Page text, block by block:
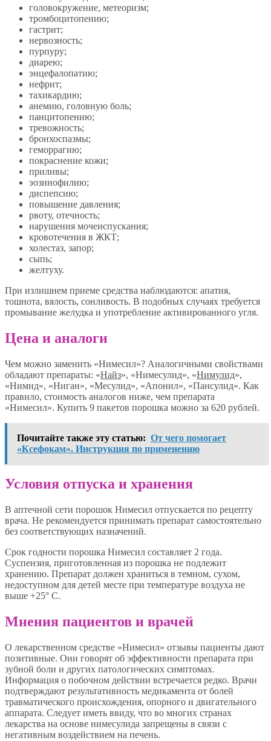
головокружение, метеоризм;
тромбоцитопению;
гастрит;
нервозность;
пурпуру;
диарею;
энцефалопатию;
нефрит;
тахикардию;
анемию, головную боль;
панцитопению;
тревожность;
бронхоспазмы;
геморрагию;
покраснение кожи;
приливы;
эозинофилию;
диспепсию;
повышение давления;
рвоту, отечность;
нарушения мочеиспускания;
кровотечения в ЖКТ;
холестаз, запор;
сыпь;
желтуху.
При излишнем приеме средства наблюдаются: апатия,
тошнота, вялость, сонливость. В подобных случаях требуется
промывание желудка и употребление активированного угля.
Цена и аналоги
Чем можно заменить «Нимесил»? Аналогичными свойствами
обладают препараты: «Найз», «Нимесулид», «Нимулид»,
«Нимид», «Ниган», «Месулид», «Апонил», «Пансулид». Как
правило, стоимость аналогов ниже, чем препарата
«Нимесил». Купить 9 пакетов порошка можно за 620 рублей.
Почитайте также эту статью: От чего помогает
«Ксефокам». Инструкция по применению
Условия отпуска и хранения
В аптечной сети порошок Нимесил отпускается по рецепту
врача. Не рекомендуется принимать препарат самостоятельно
без соответствующих назначений.
Срок годности порошка Нимесил составляет 2 года.
Суспензия, приготовленная из порошка не подлежит
хранению. Препарат должен храниться в темном, сухом,
недоступном для детей месте при температуре воздуха не
выше +25° С.
Мнения пациентов и врачей
О лекарственном средстве «Нимесил» отзывы пациенты дают
позитивные. Они говорят об эффективности препарата при
зубной боли и других патологических симптомах.
Информация о побочном действии встречается редко. Врачи
подтверждают результативность медикамента от болей
травматического происхождения, опорного и двигательного
аппарата. Следует иметь ввиду, что во многих странах
лекарства на основе нимесулида запрещены в связи с
негативным воздействием на печень.